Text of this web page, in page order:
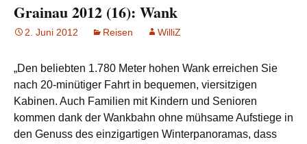
und
Nebelfeldern
Grainau 2012 (16): Wank
2. Juni 2012 Reisen WilliZ
„Den beliebten 1.780 Meter hohen Wank erreichen Sie
nach 20-minütiger Fahrt in bequemen, viersitzigen
Kabinen. Auch Familien mit Kindern und Senioren
kommen dank der Wankbahn ohne mühsame Aufstiege in
den Genuss des einzigartigen Winterpanoramas, dass